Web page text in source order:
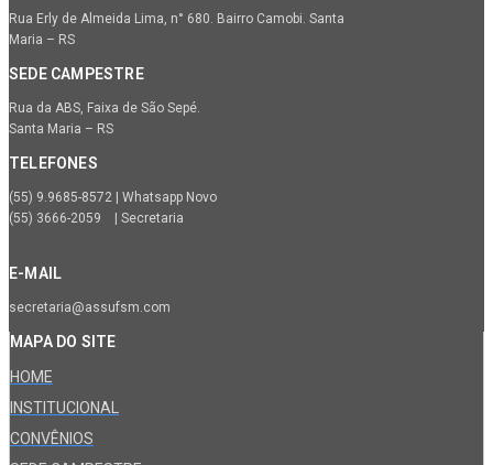
Rua Erly de Almeida Lima, n° 680. Bairro Camobi. Santa
Maria – RS
SEDE CAMPESTRE
Rua da ABS, Faixa de São Sepé.
Santa Maria – RS
TELEFONES
(55) 9.9685-8572 | Whatsapp Novo
(55) 3666-2059 | Secretaria
E-MAIL
secretaria@assufsm.com
MAPA DO SITE
HOME
INSTITUCIONAL
CONVÊNIOS